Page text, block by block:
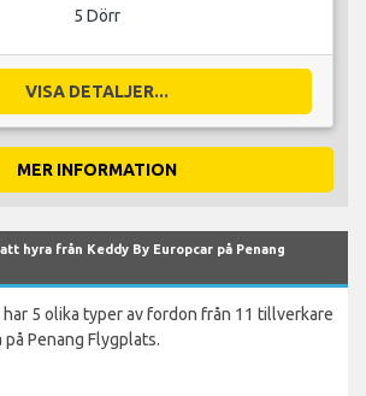
5 Dörr
VISA DETALJER...
MER INFORMATION
hyra från Keddy By Europcar på Penang
har 5 olika typer av fordon från 11 tillverkare
Penang Flygplats.